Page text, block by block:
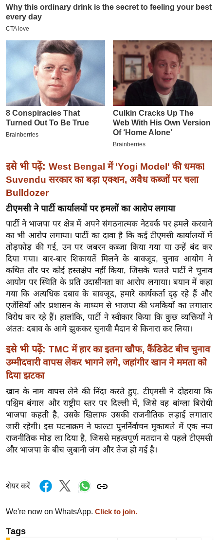
क्रा
इ
र
मि
सा
बे
मि
सा
ल
श
ख्सि
य
त
यं
ग
इं
डि
या
हि
त्य
ज
ग
त
ऑ
टो
व
र्ल्ड
ज
फ
नो
इसे भी पढ़ें: West Bengal में 'Yogi Model' की धमक!
Suvendu सरकार का बड़ा एक्शन, अवैध कब्जों पर चला
Bulldozer
टीएमसी ने पार्टी कार्यालयों पर हमलों का आरोप लगाया
पार्टी ने भाजपा पर क्षेत्र में अपने संगठनात्मक नेटवर्क पर हमले करवाने
का भी आरोप लगाया। पार्टी का दावा है कि कई टीएमसी कार्यालयों में
तोड़फोड़ की गई, उन पर जबरन कब्जा किया गया या उन्हें बंद कर
दिया गया। बार-बार शिकायतें मिलने के बावजूद, चुनाव आयोग ने
कथित तौर पर कोई हस्तक्षेप नहीं किया, जिसके चलते पार्टी ने चुनाव
आयोग पर स्थिति के प्रति उदासीनता का आरोप लगाया। बयान में कहा
गया कि अत्यधिक दबाव के बावजूद, हमारे कार्यकर्ता दृढ़ रहे हैं और
एजेंसियों और प्रशासन के माध्यम से भाजपा की धमकियों का लगातार
विरोध कर रहे हैं। हालांकि, पार्टी ने स्वीकार किया कि कुछ व्यक्तियों ने
अंततः दबाव के आगे झुककर चुनावी मैदान से किनारा कर लिया।
इसे भी पढ़ें: TMC में हार का इतना खौफ, कैंडिडेट बीच चुनाव
उम्मीदवारी वापस लेकर भागने लगे, जहांगीर खान ने ममता को
दिया झटका
खान के नाम वापस लेने की निंदा करते हुए, टीएमसी ने दोहराया कि
पश्चिम बंगाल और राष्ट्रीय स्तर पर दिल्ली में, जिसे वह बांग्ला बिरोधी
भाजपा कहती है, उसके खिलाफ उसकी राजनीतिक लड़ाई लगातार
जारी रहेगी। इस घटनाक्रम ने फाल्टा पुनर्निर्वाचन मुकाबले में एक नया
राजनीतिक मोड़ ला दिया है, जिससे महत्वपूर्ण मतदान से पहले टीएमसी
और भाजपा के बीच जुबानी जंग और तेज हो गई है।
शेयर करें
We're now on WhatsApp. Click to join.
Tags